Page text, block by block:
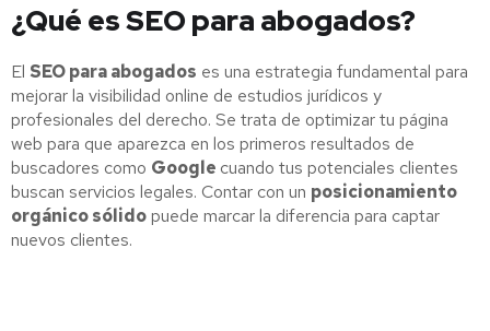
¿Qué es SEO para abogados?
El SEO para abogados es una estrategia fundamental para
mejorar la visibilidad online de estudios jurídicos y
profesionales del derecho. Se trata de optimizar tu página
web para que aparezca en los primeros resultados de
buscadores como Google cuando tus potenciales clientes
buscan servicios legales. Contar con un posicionamiento
orgánico sólidopuede marcar la diferencia para captar
nuevos clientes.